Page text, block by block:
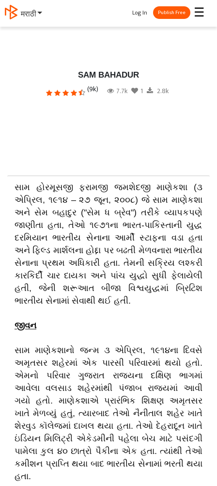
मराठी ☰
Log In Publish Free
SAM BAHADUR
(9k) 7.7k 1 2.8k
સામ હોરમૂસજી ફરામજી જમશેદજી માણેકશા (૩
એપ્રિલ, ૧૯૧૪ – ૨૭ જૂન, ૨૦૦૮) જે સામ માણેકશા
અને સેમ બહાદુર ("સેમ ધ બ્રેવ") તરીકે વ્યાપકપણે
જાણીતા હતા, તેઓ ૧૯૭૧ના ભારત-પાકિસ્તાની યુદ્ધ
દરમિયાન ભારતીય સેનાના આર્મી સ્ટાફના વડા હતા
અને ફિલ્ડ માર્શલના હોદ્દા પર બઢતી મેળવનારા ભારતીય
સેનાના પ્રથમ અધિકારી હતા. તેમની સક્રિય લશ્કરી
કારકિર્દી ચાર દાયકા અને પાંચ યુદ્ધો સુધી ફેલાયેલી
હતી, જેની શરૂઆત બીજા વિશ્વયુદ્ધમાં બ્રિટિશ
ભારતીય સેનામાં સેવાથી થઈ હતી.
જીવન
સામ માણેકશાનો જન્મ ૩ એપ્રિલ, ૧૯૧૪ના દિવસે
અમૃતસર શહેરમાં એક પારસી પરિવારમાં થયો હતો.
એમનો પરિવાર ગુજરાત રાજ્યના દક્ષિણ ભાગમાં
આવેલા વલસાડ શહેરમાંથી પંજાબ રાજ્યમાં આવી
ગયો હતો. માણેકશાએ પ્રારંભિક શિક્ષણ અમૃતસર
ખાતે મેળવ્યું હતું, ત્યારબાદ તેઓ નૈનીતાલ શહેર ખાતે
શેરવુડ કૉલેજમાં દાખલ થયા હતા. તેઓ દેહરાદૂન ખાતે
ઇંડિયન મિલિટ્રી એકેડમીની પહેલા બેચ માટે પસંદગી
પામેલા કુલ ૪૦ છાત્રો પૈકીના એક હતા. ત્યાંથી તેઓ
કમીશન પ્રાપ્તિ થયા બાદ ભારતીય સેનામાં ભરતી થયા
હતા.